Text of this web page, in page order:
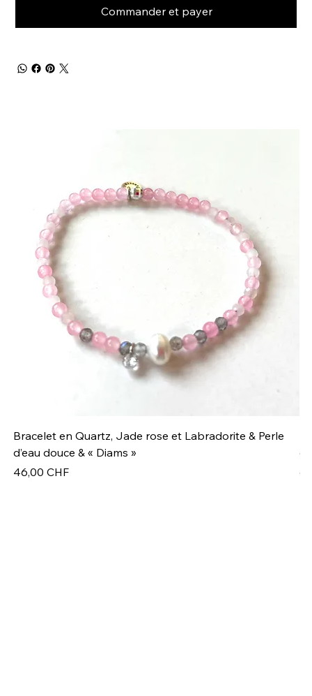
Commander et payer
Bracelet en Quartz, Jade rose et Labradorite & Perle
d’eau douce & « Diams »
Prix
46,00 CHF